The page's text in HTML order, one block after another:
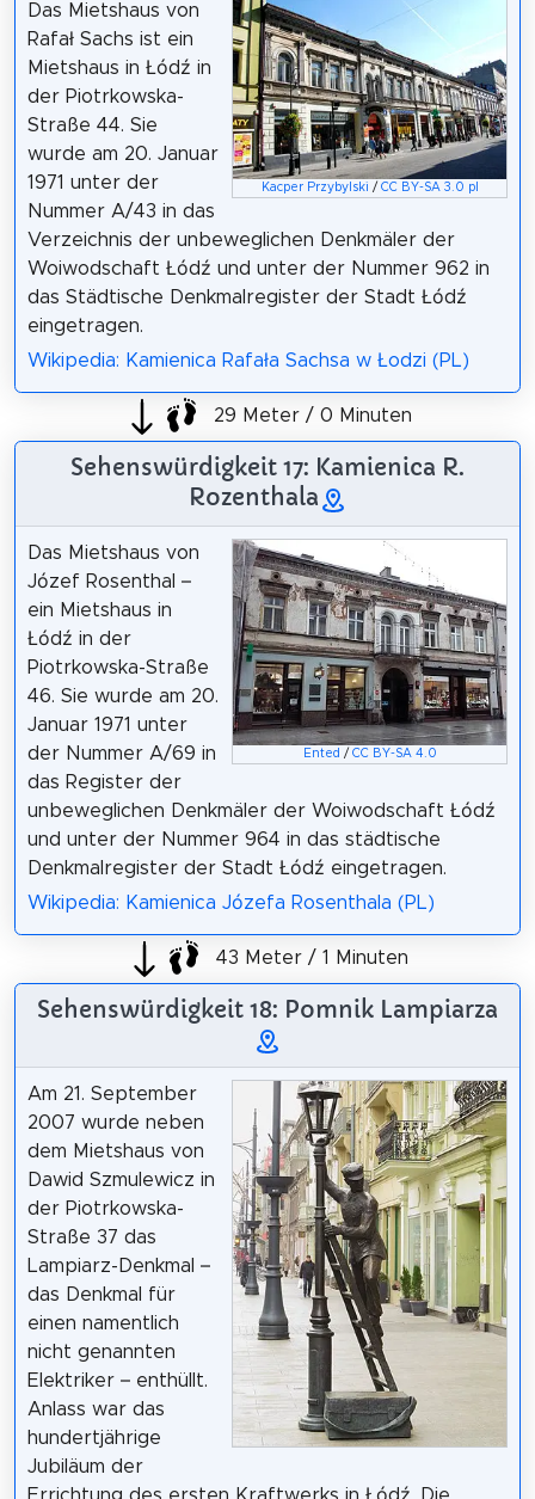
Kacper Przybylski / CC BY-SA 3.0 pl
Das Mietshaus von
Rafał Sachs ist ein
Mietshaus in Łódź in
der Piotrkowska-
Straße 44. Sie
wurde am 20. Januar
1971 unter der
Nummer A/43 in das
Verzeichnis der unbeweglichen Denkmäler der
Woiwodschaft Łódź und unter der Nummer 962 in
das Städtische Denkmalregister der Stadt Łódź
eingetragen.
Wikipedia: Kamienica Rafała Sachsa w Łodzi (PL)
29 Meter / 0 Minuten
Sehenswürdigkeit 17: Kamienica R.
Rozenthala
Ented / CC BY-SA 4.0
Das Mietshaus von
Józef Rosenthal –
ein Mietshaus in
Łódź in der
Piotrkowska-Straße
46. Sie wurde am 20.
Januar 1971 unter
der Nummer A/69 in
das Register der
unbeweglichen Denkmäler der Woiwodschaft Łódź
und unter der Nummer 964 in das städtische
Denkmalregister der Stadt Łódź eingetragen.
Wikipedia: Kamienica Józefa Rosenthala (PL)
43 Meter / 1 Minuten
Sehenswürdigkeit 18: Pomnik Lampiarza
Am 21. September
2007 wurde neben
dem Mietshaus von
Dawid Szmulewicz in
der Piotrkowska-
Straße 37 das
Lampiarz-Denkmal –
das Denkmal für
einen namentlich
nicht genannten
Elektriker – enthüllt.
Anlass war das
hundertjährige
Jubiläum der
Errichtung des ersten Kraftwerks in Łódź. Die